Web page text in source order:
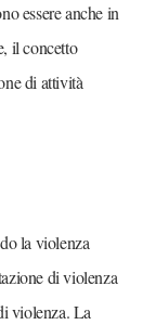
essere anche in
il concetto
di attività
la violenza
di violenza
violenza. La